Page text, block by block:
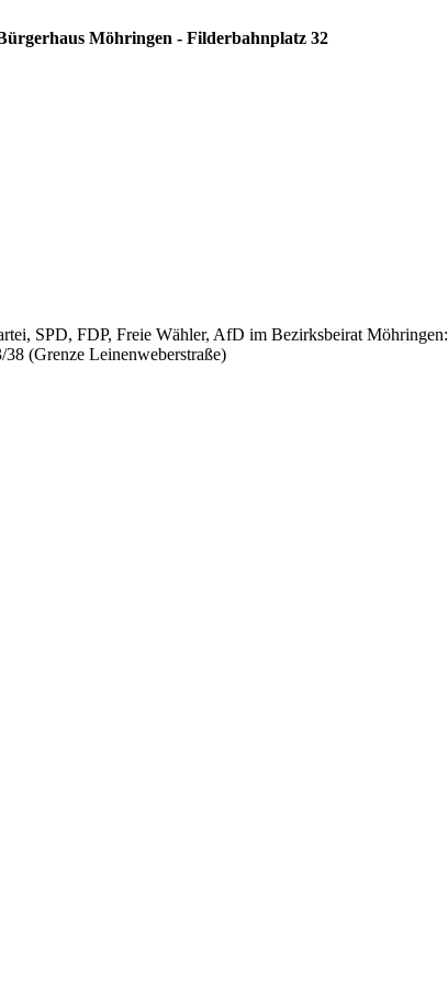
Möhringen - Filderbahnplatz 32
SPD, FDP, Freie Wähler, AfD im Bezirksbeirat Möhringen:
(Grenze Leinenweberstraße)